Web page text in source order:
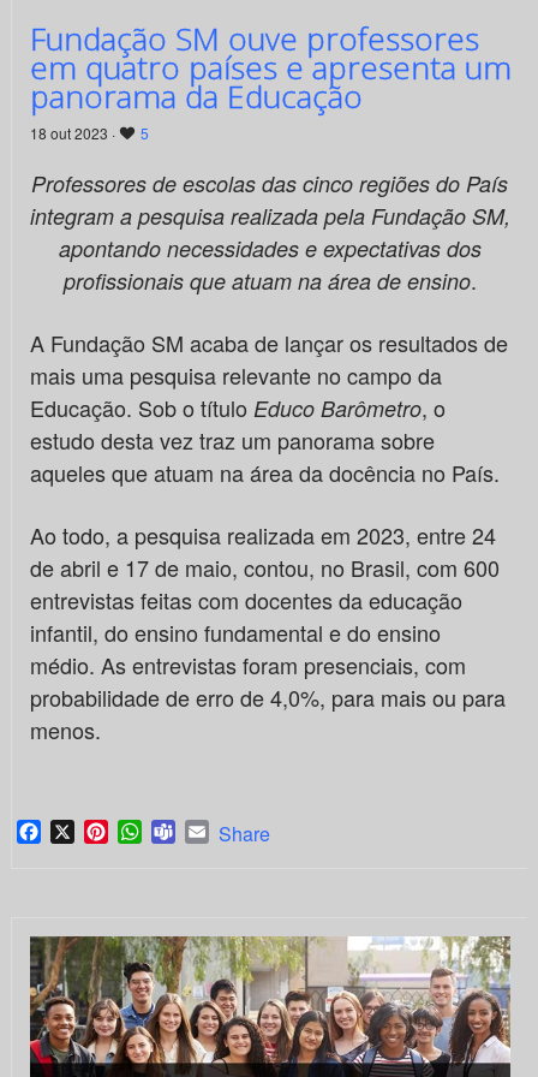
Fundação SM ouve professores
em quatro países e apresenta um
panorama da Educação
18 out 2023 · 5
Professores de escolas das cinco regiões do País
integram a pesquisa realizada pela Fundação SM,
apontando necessidades e expectativas dos
profissionais que atuam na área de ensino.
A Fundação SM acaba de lançar os resultados de
mais uma pesquisa relevante no campo da
Educação. Sob o título Educo Barômetro, o
estudo desta vez traz um panorama sobre
aqueles que atuam na área da docência no País.
Ao todo, a pesquisa realizada em 2023, entre 24
de abril e 17 de maio, contou, no Brasil, com 600
entrevistas feitas com docentes da educação
infantil, do ensino fundamental e do ensino
médio. As entrevistas foram presenciais, com
probabilidade de erro de 4,0%, para mais ou para
menos.
Facebook
X PinterestWhatsApp
TeamsEmail
Share